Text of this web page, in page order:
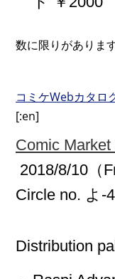
数に限りがありま
コミケWebカタロ
[:en]
Comic Market
2018/8/10（
Circle no. よ-
Distribution